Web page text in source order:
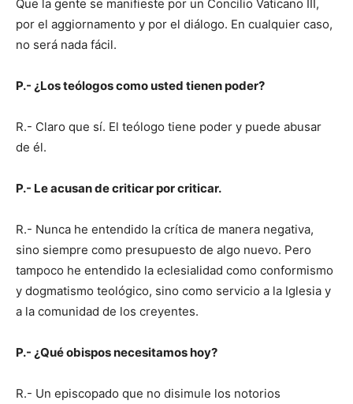
Que la gente se manifieste por un Concilio Vaticano III,
por el aggiornamento y por el diálogo. En cualquier caso,
no será nada fácil.
P.- ¿Los teólogos como usted tienen poder?
R.- Claro que sí. El teólogo tiene poder y puede abusar
de él.
P.- Le acusan de criticar por criticar.
R.- Nunca he entendido la crítica de manera negativa,
sino siempre como presupuesto de algo nuevo. Pero
tampoco he entendido la eclesialidad como conformismo
y dogmatismo teológico, sino como servicio a la Iglesia y
a la comunidad de los creyentes.
P.- ¿Qué obispos necesitamos hoy?
R.- Un episcopado que no disimule los notorios